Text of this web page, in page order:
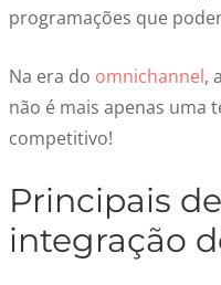
programações que
Na era do omnichannel,
não é mais apenas uma
competitivo!
Principais
integração